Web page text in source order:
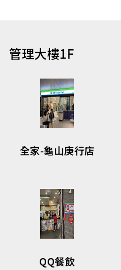
管理大樓1F
全家-龜山庚行店
QQ餐飲